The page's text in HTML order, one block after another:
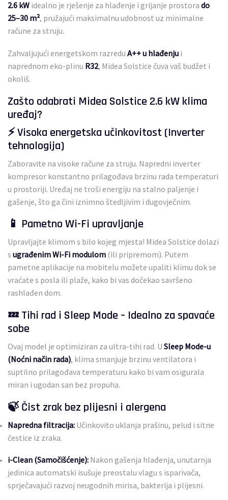
2.6 kW idealno je rješenje za hlađenje i grijanje prostora do
25–30 m², pružajući maksimalnu udobnost uz minimalne
račune za struju.
Zahvaljujući energetskom razredu A++ u hlađenju i
naprednom eko-plinu R32, Midea Solstice čuva vaš budžet i
okoliš.
Zašto odabrati Midea Solstice 2.6 kW klima
uređaj?
⚡ Visoka energetska učinkovitost (Inverter
tehnologija)
Zaboravite na visoke račune za struju. Napredni inverter
kompresor konstantno prilagođava brzinu rada temperaturi
u prostoriji. Uređaj ne troši energiju na stalno paljenje i
gašenje, što ga čini iznimno štedljivim i dugovječnim.
📱 Pametno Wi-Fi upravljanje
Upravljajte klimom s bilo kojeg mjesta! Midea Solstice dolazi
s ugrađenim Wi-Fi modulom (ili pripremom). Putem
pametne aplikacije na mobitelu možete upaliti klimu dok se
vraćate s posla ili plaže, kako bi vas dočekao savršeno
rashlađen dom.
💤 Tihi rad i Sleep Mode – Idealno za spavaće
sobe
Ovaj model je optimiziran za ultra-tihi rad. U Sleep Mode-u
(Noćni način rada), klima smanjuje brzinu ventilatora i
suptilno prilagođava temperaturu kako bi vam osigurala
miran i ugodan san bez propuha.
🍃 Čist zrak bez plijesni i alergena
Napredna filtracija: Učinkovito uklanja prašinu, pelud i sitne
čestice iz zraka.
i-Clean (Samočišćenje): Nakon gašenja hlađenja, unutarnja
jedinica automatski isušuje preostalu vlagu s isparivača,
sprječavajući razvoj neugodnih mirisa, bakterija i plijesni.